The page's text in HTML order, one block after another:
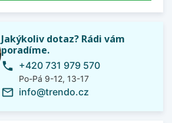
Jakýkoliv dotaz? Rádi vám
poradíme.
phone +420 731 979 570
Po-Pá 9-12, 13-17
mail_outline info@trendo.cz